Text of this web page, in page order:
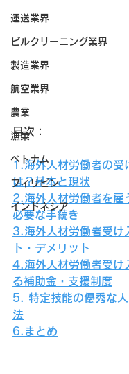
運送業界
ビルクリーニング業界
製造業界
航空業界
農業
漁業
ベトナム
フィリピン
インドネシア
目次：
1.海外人材労働者の受
は？基本と現状
2.海外人材労働者を雇
必要な手続き
3.海外人材労働者受け
ト・デメリット
4.海外人材労働者受け
る補助金・支援制度
5. 特定技能の優秀な
法
6.まとめ